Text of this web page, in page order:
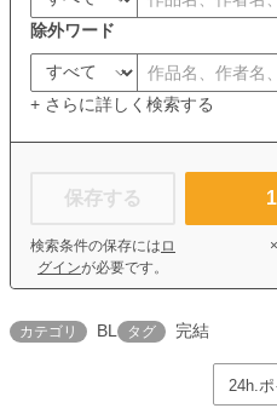
除外ワード
+ さらに詳しく検索する
保存する
検索条件の保存には ロ
グインが必要です。
カテゴリ BL タグ 完結